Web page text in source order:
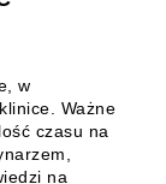
w
Ważne
czasu na
na